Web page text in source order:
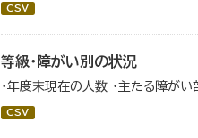
CSV
等級・障がい別の状況
・年度末現在の人数 ・主たる障が
CSV